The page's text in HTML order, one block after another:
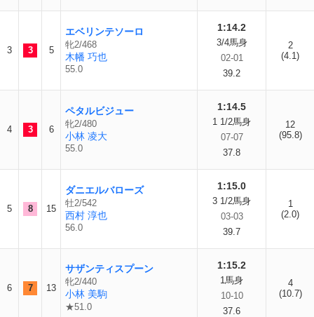
3 3 5
エベリンテソーロ
牝2/468
木幡 巧也
55.0
1:14.2
3/4馬身
02-01
39.2
2
(4.1)
4 3 6
ペタルビジュー
牝2/480
小林 凌大
55.0
1:14.5
1 1/2馬身
07-07
37.8
12
(95.8)
5 8 15
ダニエルバローズ
牡2/542
西村 淳也
56.0
1:15.0
3 1/2馬身
03-03
39.7
1
(2.0)
6 7 13
サザンティスプーン
牝2/440
小林 美駒
★51.0
1:15.2
1馬身
10-10
37.6
4
(10.7)